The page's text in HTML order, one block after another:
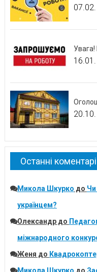
07.02.
Увага!
16.01.
20.10.
Останні коментарі
Микола Шкурко до
українцем?
Олександрдо
міжнародного
Женя до